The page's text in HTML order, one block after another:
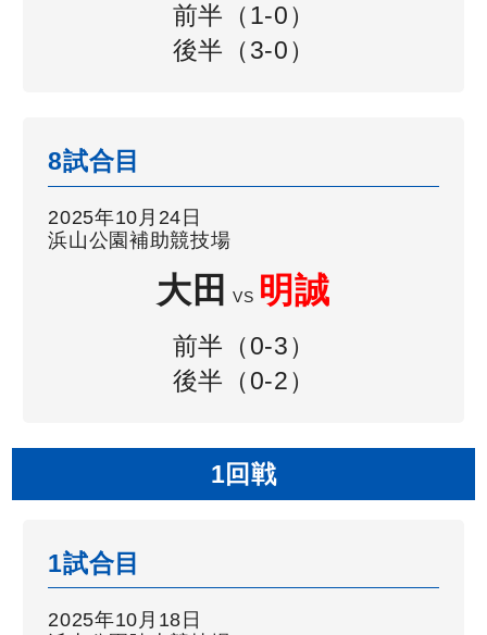
前半（1-0）
後半（3-0）
8試合目
2025年10月24日
浜山公園補助競技場
大田 VS 明誠
前半（0-3）
後半（0-2）
1回戦
1試合目
2025年10月18日